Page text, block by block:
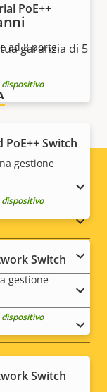
PoE++
ad 8 porte,
PoE++ Switch
gestione
Switch
gestione
Switch
garanzia di 5